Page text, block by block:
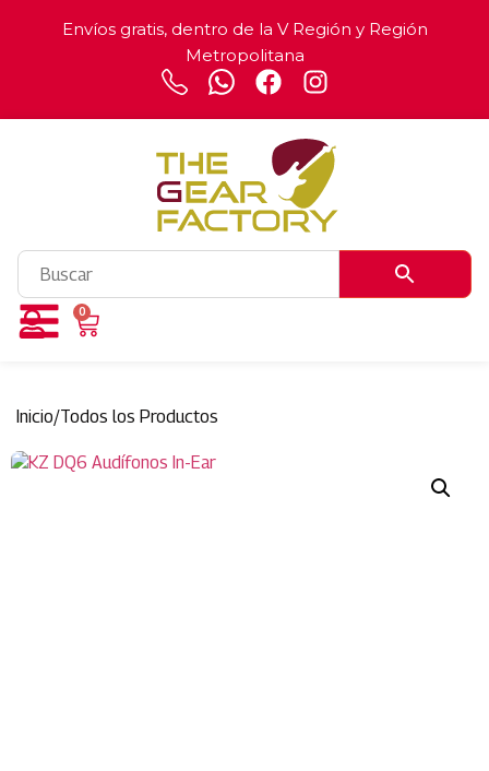
Envíos gratis, dentro de la V Región y Región
Metropolitana
0
Inicio/Todos los Productos